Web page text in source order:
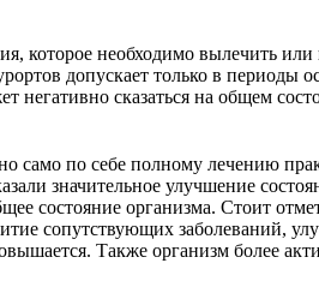
которое необходимо вылечить или
допускает только в периоды
негативно сказаться на общем
само по себе полному лечению
значительное улучшение
состояние организма. Стоит
сопутствующих заболеваний,
Также организм более